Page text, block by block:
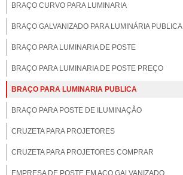
BRAÇO CURVO PARA LUMINARIA
BRAÇO GALVANIZADO PARA LUMINÁRIA PUBLICA
BRAÇO PARA LUMINARIA DE POSTE
BRAÇO PARA LUMINARIA DE POSTE PREÇO
BRAÇO PARA LUMINARIA PUBLICA
BRAÇO PARA POSTE DE ILUMINAÇÃO
CRUZETA PARA PROJETORES
CRUZETA PARA PROJETORES COMPRAR
EMPRESA DE POSTE EM AÇO GALVANIZADO